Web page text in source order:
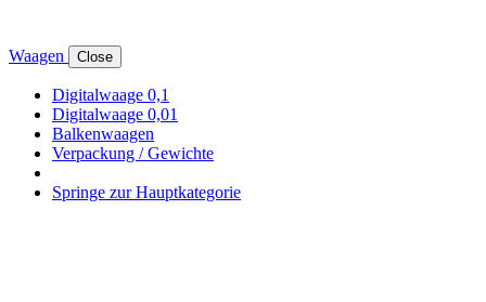
Waagen Close
Digitalwaage 0,1
Digitalwaage 0,01
Balkenwaagen
Verpackung / Gewichte
Springe zur Hauptkategorie